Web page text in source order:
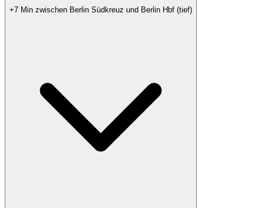
+7 Min zwischen Berlin Südkreuz und Berlin Hbf (tief)